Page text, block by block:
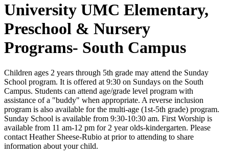
University UMC Elementary,
Preschool & Nursery
Programs- South Campus
Children ages 2 years through 5th grade may attend the Sunday
School program. It is offered at 9:30 on Sundays on the South
Campus. Students can attend age/grade level program with
assistance of a "buddy" when appropriate. A reverse inclusion
program is also available for the multi-age (1st-5th grade) program.
Sunday School is available from 9:30-10:30 am. First Worship is
available from 11 am-12 pm for 2 year olds-kindergarten. Please
contact Heather Sheese-Rubio at prior to attending to share
information about your child.